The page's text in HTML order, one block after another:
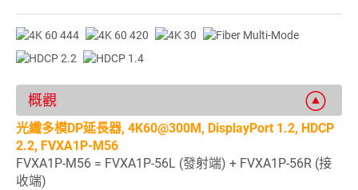
概觀
光纖多模DP延長器, 4K60@300M, DisplayPort 1.2, HDCP
2.2, FVXA1P-M56
FVXA1P-M56 = FVXA1P-56L (發射端) + FVXA1P-56R (接
收端)